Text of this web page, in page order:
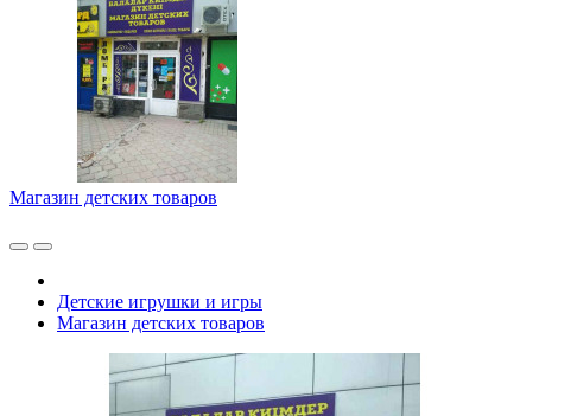
Магазин детских товаров
Детские игрушки и игры
Магазин детских товаров